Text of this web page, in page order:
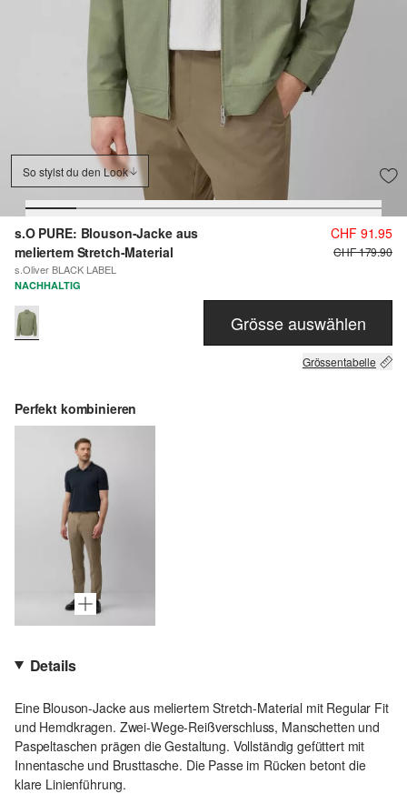
So stylst du den Look
s.O PURE: Blouson-Jacke aus
meliertem Stretch-Material
s.Oliver BLACK LABEL
CHF 91.95
CHF 179.90
NACHHALTIG
Grösse auswählen
Grössentabelle
Perfekt kombinieren
Details
Eine Blouson-Jacke aus meliertem Stretch-Material mit Regular Fit
und Hemdkragen. Zwei-Wege-Reißverschluss, Manschetten und
Paspeltaschen prägen die Gestaltung. Vollständig gefüttert mit
Innentasche und Brusttasche. Die Passe im Rücken betont die
klare Linienführung.